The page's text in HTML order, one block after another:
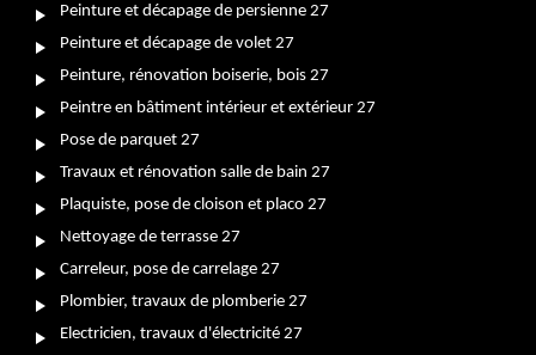
Peinture et décapage de persienne 27
Peinture et décapage de volet 27
Peinture, rénovation boiserie, bois 27
Peintre en bâtiment intérieur et extérieur 27
Pose de parquet 27
Travaux et rénovation salle de bain 27
Plaquiste, pose de cloison et placo 27
Nettoyage de terrasse 27
Carreleur, pose de carrelage 27
Plombier, travaux de plomberie 27
Electricien, travaux d'électricité 27